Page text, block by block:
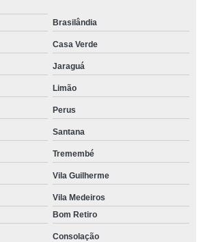
Brasilândia
Casa Verde
Jaraguá
Limão
Perus
Santana
Tremembé
Vila Guilherme
Vila Medeiros
Bom Retiro
Consolação